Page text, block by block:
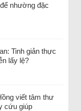
nhường đặc
Tinh giản thực
lấy lệ?
viết tâm thư
cứu giúp